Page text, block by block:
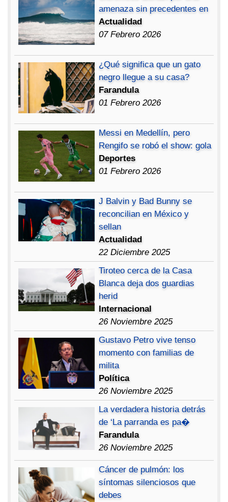
amenaza sin precedentes en
Actualidad
07 Febrero 2026
¿Qué significa que un gato
negro llegue a su casa?
Farandula
01 Febrero 2026
Messi en Medellín, pero
Rengifo se robó el show: gola
Deportes
01 Febrero 2026
J Balvin y Bad Bunny se
reconcilian en México y
sellan
Actualidad
22 Diciembre 2025
Tiroteo cerca de la Casa
Blanca deja dos guardias
herid
Internacional
26 Noviembre 2025
Gustavo Petro vive tenso
momento con familias de
milita
Política
26 Noviembre 2025
La verdadera historia detrás
de ‘La parranda es pa�
Farandula
26 Noviembre 2025
Cáncer de pulmón: los
síntomas silenciosos que
debes